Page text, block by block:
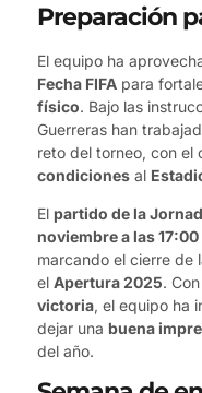
Preparación
El equipo ha
Fecha FIFA para
físico. Bajo las
Guerreras han
reto del torneo, con el
condiciones al
El partido de la
noviembre a las
marcando el cierre de
el Apertura 2025.
victoria, el equipo ha
dejar una buena
del año.